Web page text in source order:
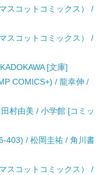
スコットコミックス） /
スコットコミックス） /
[文庫]
COMICS+) / 龍幸伸 /
村由美 / 小学館 [コミッ
403) / 松岡圭祐 / 角川書
スコットコミックス） /